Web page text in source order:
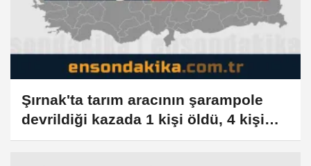
Şırnak'ta tarım aracının şarampole
devrildiği kazada 1 kişi öldü, 4 kişi
yaralandı